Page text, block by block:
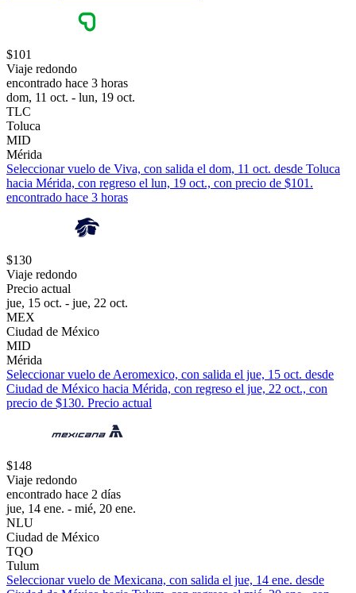
$101
Viaje redondo
encontrado hace 3 horas
dom, 11 oct. - lun, 19 oct.
TLC
Toluca
MID
Mérida
Seleccionar vuelo de Viva, con salida el dom, 11 oct. desde Toluca
hacia Mérida, con regreso el lun, 19 oct., con precio de $101.
encontrado hace 3 horas
$130
Viaje redondo
Precio actual
jue, 15 oct. - jue, 22 oct.
MEX
Ciudad de México
MID
Mérida
Seleccionar vuelo de Aeromexico, con salida el jue, 15 oct. desde
Ciudad de México hacia Mérida, con regreso el jue, 22 oct., con
precio de $130. Precio actual
$148
Viaje redondo
encontrado hace 2 días
jue, 14 ene. - mié, 20 ene.
NLU
Ciudad de México
TQO
Tulum
Seleccionar vuelo de Mexicana, con salida el jue, 14 ene. desde